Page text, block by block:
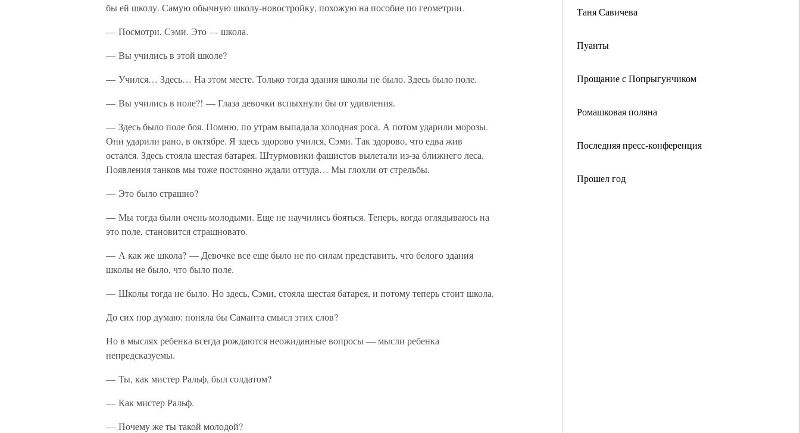
Таня Савичева
Пуанты
Прощание с Попрыгунчиком
Ромашковая поляна
Последняя пресс-конференция
Прошел год
бы ей школу. Самую обычную школу-новостройку, похожую на пособие по геометрии.
— Посмотри, Сэми. Это — школа.
— Вы учились в этой школе?
— Учился… Здесь… На этом месте. Только тогда здания школы не было. Здесь было поле.
— Вы учились в поле?! — Глаза девочки вспыхнули бы от удивления.
— Здесь было поле боя. Помню, по утрам выпадала холодная роса. А потом ударили морозы.
Они ударили рано, в октябре. Я здесь здорово учился, Сэми. Так здорово, что едва жив
остался. Здесь стояла шестая батарея. Штурмовики фашистов вылетали из-за ближнего леса.
Появления танков мы тоже постоянно ждали оттуда… Мы глохли от стрельбы.
— Это было страшно?
— Мы тогда были очень молодыми. Еще не научились бояться. Теперь, когда оглядываюсь на
это поле, становится страшновато.
— А как же школа? — Девочке все еще было не по силам представить, что белого здания
школы не было, что было поле.
— Школы тогда не было. Но здесь, Сэми, стояла шестая батарея, и потому теперь стоит школа.
До сих пор думаю: поняла бы Саманта смысл этих слов?
Но в мыслях ребенка всегда рождаются неожиданные вопросы — мысли ребенка
непредсказуемы.
— Ты, как мистер Ральф, был солдатом?
— Как мистер Ральф.
— Почему же ты такой молодой?